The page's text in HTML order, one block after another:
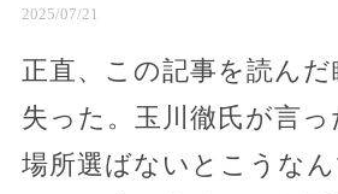
2025/07/21
正直、この記事を読んだ
失った。玉川徹氏が言っ
場所選ばないとこうな